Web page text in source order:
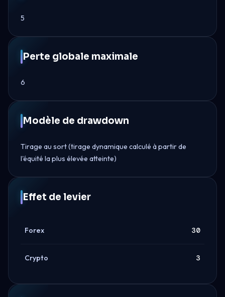
5
Perte globale maximale
6
Modèle de drawdown
Tirage au sort (tirage dynamique calculé à partir de
l'équité la plus élevée atteinte)
Effet de levier
Forex 30
Crypto 3